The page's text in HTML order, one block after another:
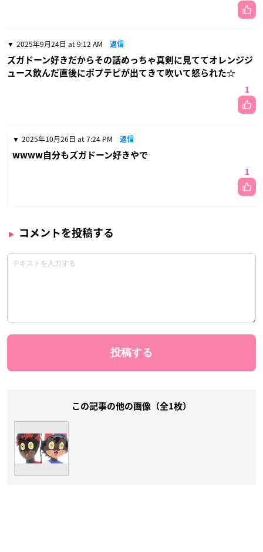
2025年9月24日 at 9:12 AM 返信
ズガドーン好きだからその話めっちゃ真剣に見ててオレンジジ
ュース飲んだ直後にポプテピが出てきて吹いて怒られた☆
1
2025年10月26日 at 7:24 PM 返信
wwww自分もズガドーン好きやで
1
コメントを投稿する
この記事の他の画像（全1枚）